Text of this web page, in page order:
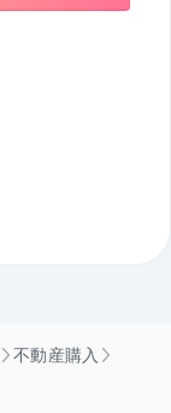
不動産購入